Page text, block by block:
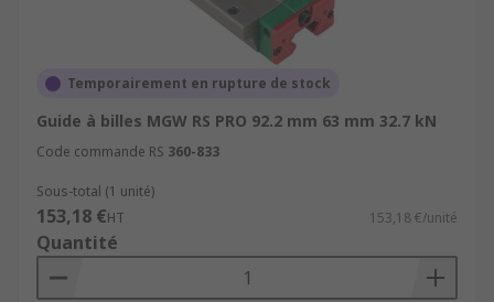
Temporairement en rupture de stock
Guide à billes MGW RS PRO 92.2 mm 63 mm 32.7 kN
Code commande RS 360-833
Sous-total (1 unité)
153,18 €HT 153,18 €/unité
Quantité